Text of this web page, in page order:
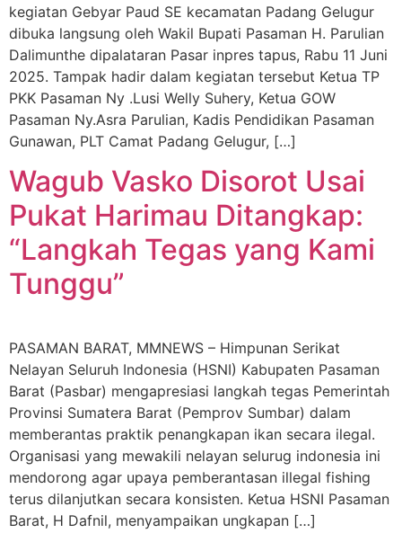
kegiatan Gebyar Paud SE kecamatan Padang Gelugur
dibuka langsung oleh Wakil Bupati Pasaman H. Parulian
Dalimunthe dipalataran Pasar inpres tapus, Rabu 11 Juni
2025. Tampak hadir dalam kegiatan tersebut Ketua TP
PKK Pasaman Ny .Lusi Welly Suhery, Ketua GOW
Pasaman Ny.Asra Parulian, Kadis Pendidikan Pasaman
Gunawan, PLT Camat Padang Gelugur, […]
Wagub Vasko Disorot Usai
Pukat Harimau Ditangkap:
“Langkah Tegas yang Kami
Tunggu”
PASAMAN BARAT, MMNEWS – Himpunan Serikat
Nelayan Seluruh Indonesia (HSNI) Kabupaten Pasaman
Barat (Pasbar) mengapresiasi langkah tegas Pemerintah
Provinsi Sumatera Barat (Pemprov Sumbar) dalam
memberantas praktik penangkapan ikan secara ilegal.
Organisasi yang mewakili nelayan selurug indonesia ini
mendorong agar upaya pemberantasan illegal fishing
terus dilanjutkan secara konsisten. Ketua HSNI Pasaman
Barat, H Dafnil, menyampaikan ungkapan […]